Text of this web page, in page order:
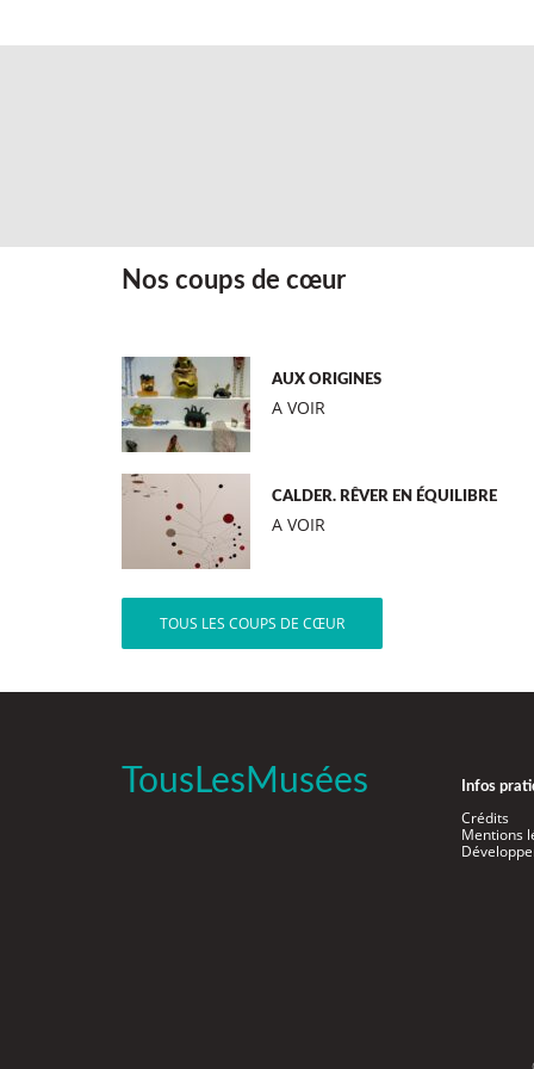
Nos coups de cœur
AUX ORIGINES
A VOIR
CALDER. RÊVER EN ÉQUILIBRE
A VOIR
TOUS LES COUPS DE CŒUR
TousLesMusées Infos
Crédits
Mentions